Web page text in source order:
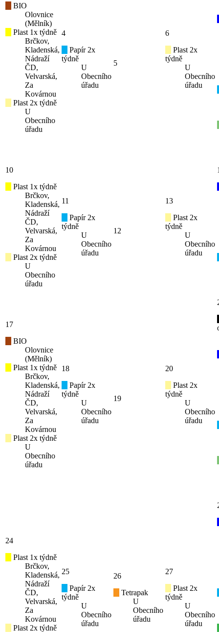
BIO
Olovnice
(Mělník)
Plast 1x týdně
Brčkov,
Kladenská,
Nádraží
ČD,
Velvarská,
Za
Kovárnou
Plast 2x týdně
U
Obecního
úřadu
4
Papír 2x
týdně
U
Obecního
úřadu
5
6
Plast 2x
týdně
U
Obecního
úřadu
10
Plast 1x týdně
Brčkov,
Kladenská,
Nádraží
ČD,
Velvarská,
Za
Kovárnou
Plast 2x týdně
U
Obecního
úřadu
11
Papír 2x
týdně
U
Obecního
úřadu
12
13
Plast 2x
týdně
U
Obecního
úřadu
17
BIO
Olovnice
(Mělník)
Plast 1x týdně
Brčkov,
Kladenská,
Nádraží
ČD,
Velvarská,
Za
Kovárnou
Plast 2x týdně
U
Obecního
úřadu
18
Papír 2x
týdně
U
Obecního
úřadu
19
20
Plast 2x
týdně
U
Obecního
úřadu
24
Plast 1x týdně
Brčkov,
Kladenská,
Nádraží
ČD,
Velvarská,
Za
Kovárnou
Plast 2x týdně
25
Papír 2x
týdně
U
Obecního
úřadu
26
Tetrapak
U
Obecního
úřadu
27
Plast 2x
týdně
U
Obecního
úřadu